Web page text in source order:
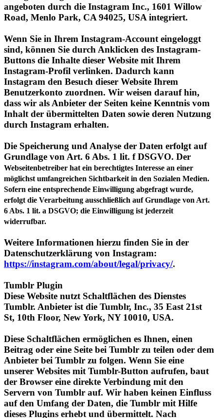
Wenn Sie in Ihrem Instagram-Account eingeloggt
Buttons die Inhalte dieser Website mit Ihrem
Instagram-Profil verlinken. Dadurch kann
Instagram den Besuch dieser Website Ihrem
Benutzerkonto zuordnen. Wir weisen darauf hin,
dass wir als Anbieter der Seiten keine Kenntnis vom
Inhalt der übermittelten Daten sowie deren Nutzung
durch Instagram erhalten.
Die Speicherung und Analyse der Daten erfolgt auf
Webseitenbetreiber hat ein berechtigtes Interesse an einer
möglichst umfangreichen Sichtbarkeit in den Sozialen Medien.
Sofern eine entsprechende Einwilligung abgefragt wurde,
erfolgt die Verarbeitung ausschließlich auf Grundlage von Art.
6 Abs. 1 lit. a DSGVO; die Einwilligung ist jederzeit
widerrufbar.
Weitere Informationen hierzu finden Sie in der
https://instagram.com/about/legal/privacy/
Tumblr Plugin
Tumblr. Anbieter ist die Tumblr, Inc., 35 East 21st
St, 10th Floor, New York, NY 10010, USA.
Diese Schaltflächen ermöglichen es Ihnen, einen
Anbieter bei Tumblr zu folgen. Wenn Sie eine
unserer Websites mit Tumblr-Button aufrufen, baut
der Browser eine direkte Verbindung mit den
Servern von Tumblr auf. Wir haben keinen Einfluss
auf den Umfang der Daten, die Tumblr mit Hilfe
dieses Plugins erhebt und übermittelt. Nach
aktuellem Stand werden die IP-Adresse des Nutzers
sowie die URL der jeweiligen Website übermittelt.